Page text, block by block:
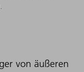
von äußeren